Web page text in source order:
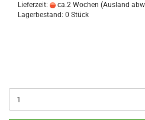
Lieferzeit: ca.2 Wochen (Ausland
Lagerbestand: 0 Stück